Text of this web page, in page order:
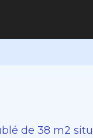
de 38 m2